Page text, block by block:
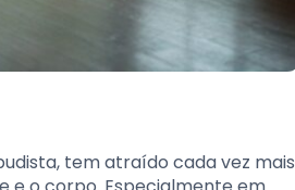
tem atraído cada vez mais